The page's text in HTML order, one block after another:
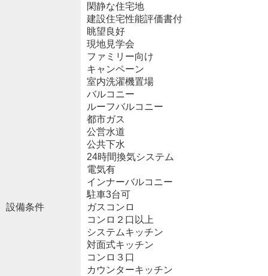
設備条件
閑静な住宅地
建設住宅性能評価書付
眺望良好
現地見学会
ファミリー向け
キャンペーン
室内洗濯機置場
バルコニー
ルーフバルコニー
都市ガス
公営水道
公共下水
24時間換気システム
電気有
インナーバルコニー
駐車3台可
ガスコンロ
コンロ２口以上
システムキッチン
対面式キッチン
コンロ３口
カウンターキッチン